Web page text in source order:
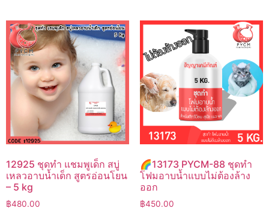
12925 ชุดทำ แชมพูเด็ก สบู่
เหลวอาบน้ำเด็ก สูตรอ่อนโยน
– 5 kg
฿480.00
🌈13173 PYCM-88 ชุดทำ
โฟมอาบน้ำแบบไม่ต้องล้าง
ออก
฿450.00